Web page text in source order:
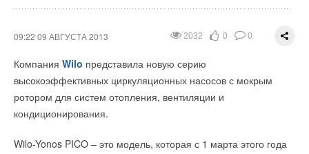
2032 0 0
09:22 09 АВГУСТА 2013
Компания Wilo представила новую серию
высокоэффективных циркуляционных насосов с мокрым
ротором для систем отопления, вентиляции и
кондиционирования.
Wilo-Yonos PICO – это модель, которая с 1 марта этого года
сообщил о завершении работ по оснащению системами
предприятий торговли в Новосибирской области –
«Центрального универсального магазина» в г. Искитим.
Справка:
потребительского рынка Новосибирской области, он был
восьмиквартирный энергоэффективный дом.
Для обеспечения энергоэффективности объекта были
проведены следующие мероприятия:
Модернизация существующего узла управления
теплоснабжением объекта, совмещенного с узлом учета
регулирования отпуска тепла с учетом температур